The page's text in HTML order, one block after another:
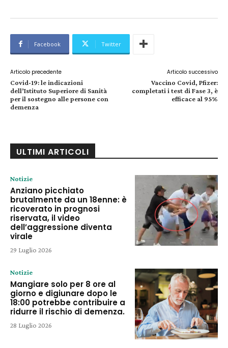
Facebook Twitter
Articolo precedente
Covid-19: le indicazioni
dell’Istituto Superiore di Sanità
per il sostegno alle persone con
demenza
Articolo successivo
Vaccino Covid, Pfizer:
completati i test di Fase 3, è
efficace al 95%
ULTIMI ARTICOLI
Notizie
Anziano picchiato
brutalmente da un 18enne: è
ricoverato in prognosi
riservata, il video
dell’aggressione diventa
virale
29 Luglio 2026
Notizie
Mangiare solo per 8 ore al
giorno e digiunare dopo le
18:00 potrebbe contribuire a
ridurre il rischio di demenza.
28 Luglio 2026